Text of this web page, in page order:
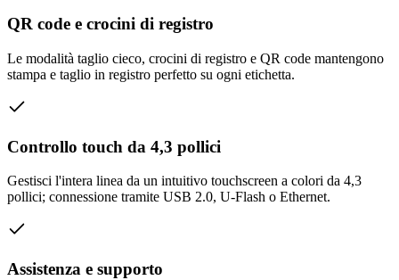
QR code e crocini di registro
Le modalità taglio cieco, crocini di registro e QR code mantengono
stampa e taglio in registro perfetto su ogni etichetta.
Controllo touch da 4,3 pollici
Gestisci l'intera linea da un intuitivo touchscreen a colori da 4,3
pollici; connessione tramite USB 2.0, U-Flash o Ethernet.
Assistenza e supporto